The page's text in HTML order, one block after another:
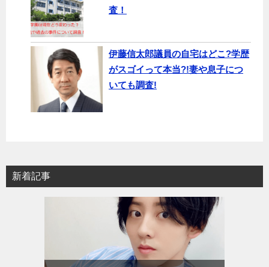
査！
伊藤信太郎議員の自宅はどこ?学歴
がスゴイって本当?!妻や息子につ
いても調査!
新着記事